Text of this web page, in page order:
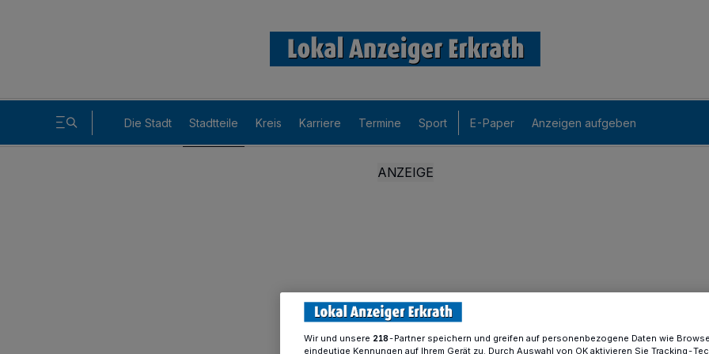
Die Stadt Stadtteile Kreis Karriere Termine Sport E-Paper Anzeigen aufgeben
Wir und unsere 218-Partner speichern und greifen auf personenbezogene Daten wie
eindeutige Kennungen auf Ihrem Gerät zu. Durch Auswahl von OK aktivieren Sie Tracking-